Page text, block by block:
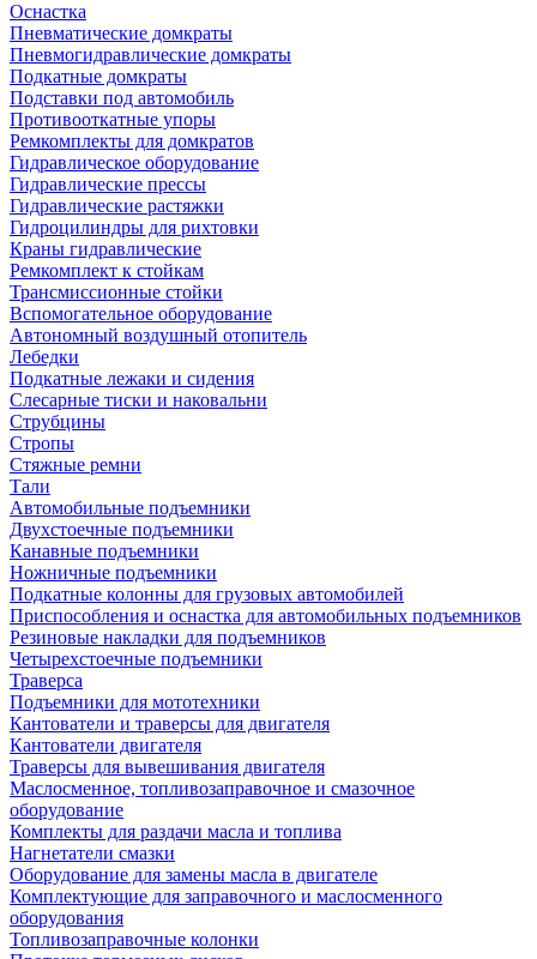
Оснастка
Пневматические домкраты
Пневмогидравлические домкраты
Подкатные домкраты
Подставки под автомобиль
Противооткатные упоры
Ремкомплекты для домкратов
Гидравлическое оборудование
Гидравлические прессы
Гидравлические растяжки
Гидроцилиндры для рихтовки
Краны гидравлические
Ремкомплект к стойкам
Трансмиссионные стойки
Вспомогательное оборудование
Автономный воздушный отопитель
Лебедки
Подкатные лежаки и сидения
Слесарные тиски и наковальни
Струбцины
Стропы
Стяжные ремни
Тали
Автомобильные подъемники
Двухстоечные подъемники
Канавные подъемники
Ножничные подъемники
Подкатные колонны для грузовых автомобилей
Приспособления и оснастка для автомобильных подъемников
Резиновые накладки для подъемников
Четырехстоечные подъемники
Траверса
Подъемники для мототехники
Кантователи и траверсы для двигателя
Кантователи двигателя
Траверсы для вывешивания двигателя
Маслосменное, топливозаправочное и смазочное
оборудование
Комплекты для раздачи масла и топлива
Нагнетатели смазки
Оборудование для замены масла в двигателе
Комплектующие для заправочного и маслосменного
оборудования
Топливозаправочные колонки